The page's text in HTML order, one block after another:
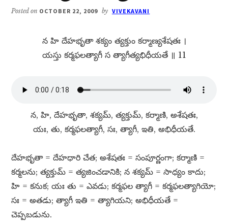
Posted on OCTOBER 22, 2009 by VIVEKAVANI
న హి దేహభృతా శక్యం త్యక్తుం కర్మాణ్యశేషతః ।
యస్తు కర్మఫలత్యాగీ స త్యాగీత్యభిధీయతే ॥ 11
న, హి, దేహభృతా, శక్యమ్​, త్యక్తుమ్​, కర్మాణి, అశేషతః,
యః, తు, కర్మఫలత్యాగీ, సః, త్యాగీ, ఇతి, అభిధీయతే.
దేహభృతా = దేహధారి చేత; అశేషతః = సంపూర్ణంగా; కర్మాణి =
కర్మలను; త్యక్తుమ్​ = త్యజించడానికి; న శక్యమ్​ = సాధ్యం కాదు;
హి = కనుక; యః తు = ఎవడు; కర్మఫల త్యాగీ = కర్మఫలత్యాగియో;
సః = అతడు; త్యాగీ ఇతి = త్యాగియని; అభిధీయతే =
చెప్పబడును.